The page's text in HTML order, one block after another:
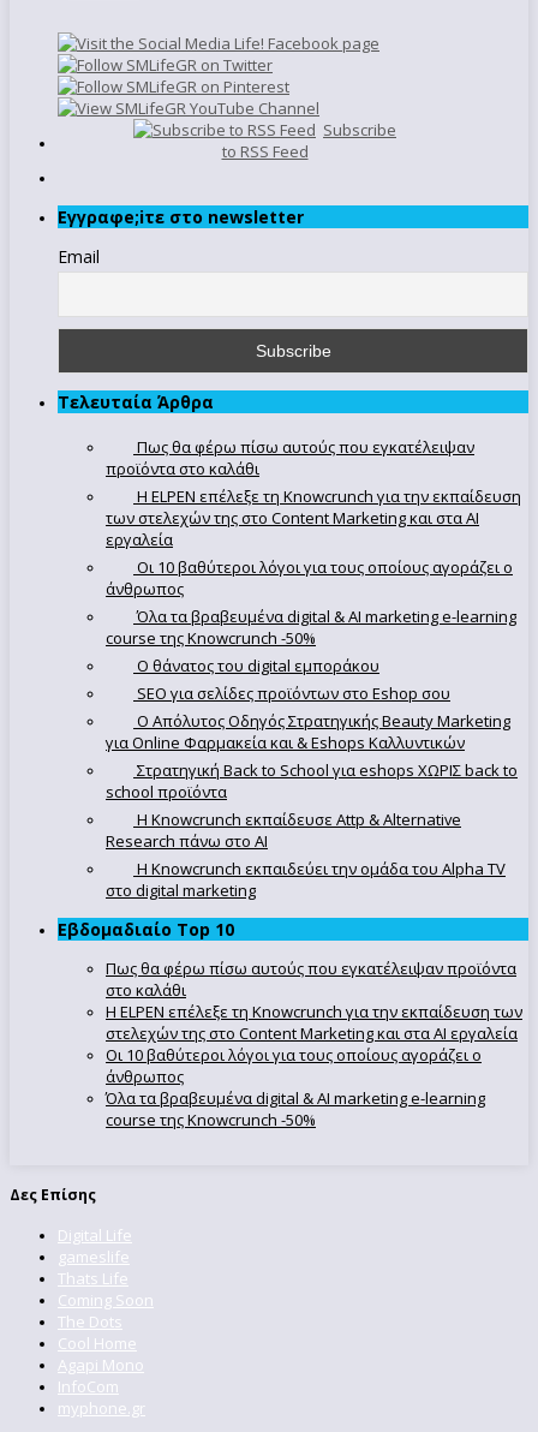
Subscribe
to RSS Feed
Εγγραφe;iτε στο newsletter
Email
Τελευταία Άρθρα
Πως θα φέρω πίσω αυτούς που εγκατέλειψαν
προϊόντα στο καλάθι
Η ELPEN επέλεξε τη Knowcrunch για την εκπαίδευση
των στελεχών της στο Content Marketing και στα AI
εργαλεία
Οι 10 βαθύτεροι λόγοι για τους οποίους αγοράζει ο
άνθρωπος
Όλα τα βραβευμένα digital & AI marketing e-learning
course της Knowcrunch -50%
Ο θάνατος του digital εμποράκου
SEO για σελίδες προϊόντων στο Eshop σου
Ο Απόλυτoς Οδηγός Στρατηγικής Beauty Marketing
για Online Φαρμακεία και & Eshops Καλλυντικών
Στρατηγική Back to School για eshops ΧΩΡΙΣ back to
school προϊόντα
Η Knowcrunch εκπαίδευσε Attp & Alternative
Research πάνω στο ΑΙ
Η Knowcrunch εκπαιδεύει την ομάδα του Alpha TV
στο digital marketing
Εβδομαδιαίο Top 10
Πως θα φέρω πίσω αυτούς που εγκατέλειψαν προϊόντα
στο καλάθι
Η ELPEN επέλεξε τη Knowcrunch για την εκπαίδευση των
στελεχών της στο Content Marketing και στα AI εργαλεία
Οι 10 βαθύτεροι λόγοι για τους οποίους αγοράζει ο
άνθρωπος
Όλα τα βραβευμένα digital & AI marketing e-learning
course της Knowcrunch -50%
Δες Επίσης
Digital Life
gameslife
Thats Life
Coming Soon
The Dots
Cool Home
Agapi Mono
InfoCom
myphone.gr